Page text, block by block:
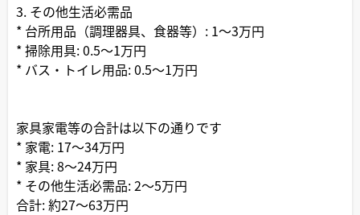
3. その他生活必需品
* 台所用品（調理器具、食器等）: 1～3万円
* 掃除用具: 0.5～1万円
* バス・トイレ用品: 0.5～1万円
家具家電等の合計は以下の通りです
* 家電: 17～34万円
* 家具: 8～24万円
* その他生活必需品: 2～5万円
合計: 約27～63万円